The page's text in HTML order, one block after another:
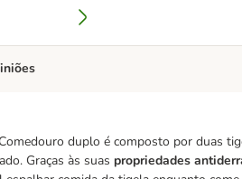
duplo é composto por duas
Graças às suas propriedades